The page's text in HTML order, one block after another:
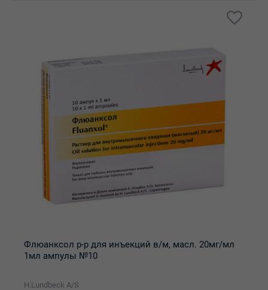
Флюанксол р-р для инъекций в/м, масл. 20мг/мл
1мл ампулы №10
H.Lundbeck A/S